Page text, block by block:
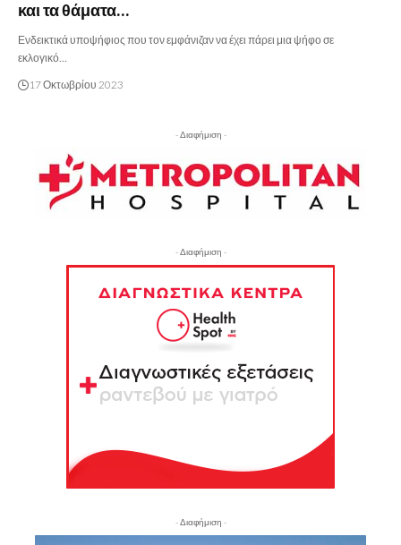
και τα θάματα…
Ενδεικτικά υποψήφιος που τον εμφάνιζαν να έχει πάρει μια ψήφο σε
εκλογικό…
17 Οκτωβρίου 2023
- Διαφήμιση -
- Διαφήμιση -
- Διαφήμιση -